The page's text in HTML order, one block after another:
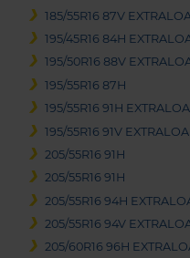
185/55R16 87V
195/45R16 84H
195/50R16 88V
195/55R16 87H
195/55R16 91H
195/55R16 91V
205/55R16 91H
205/55R16 91H
205/55R16 94H
205/55R16 94V
205/60R16 96H